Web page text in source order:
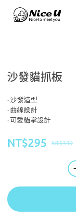
沙發貓抓板
· 沙發造型
· 曲線設計
· 可愛貓掌設計
NT$349
NT$295